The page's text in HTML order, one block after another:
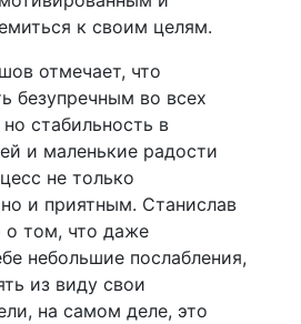
к своим целям.
отмечает, что
безупречным во всех
стабильность в
и маленькие радости
не только
и приятным. Станислав
том, что даже
небольшие послабления,
из виду свои
на самом деле, это